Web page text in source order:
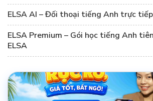
ELSA AI – Đối thoại tiếng Anh trực
ELSA Premium – Gói học tiếng Anh
ELSA